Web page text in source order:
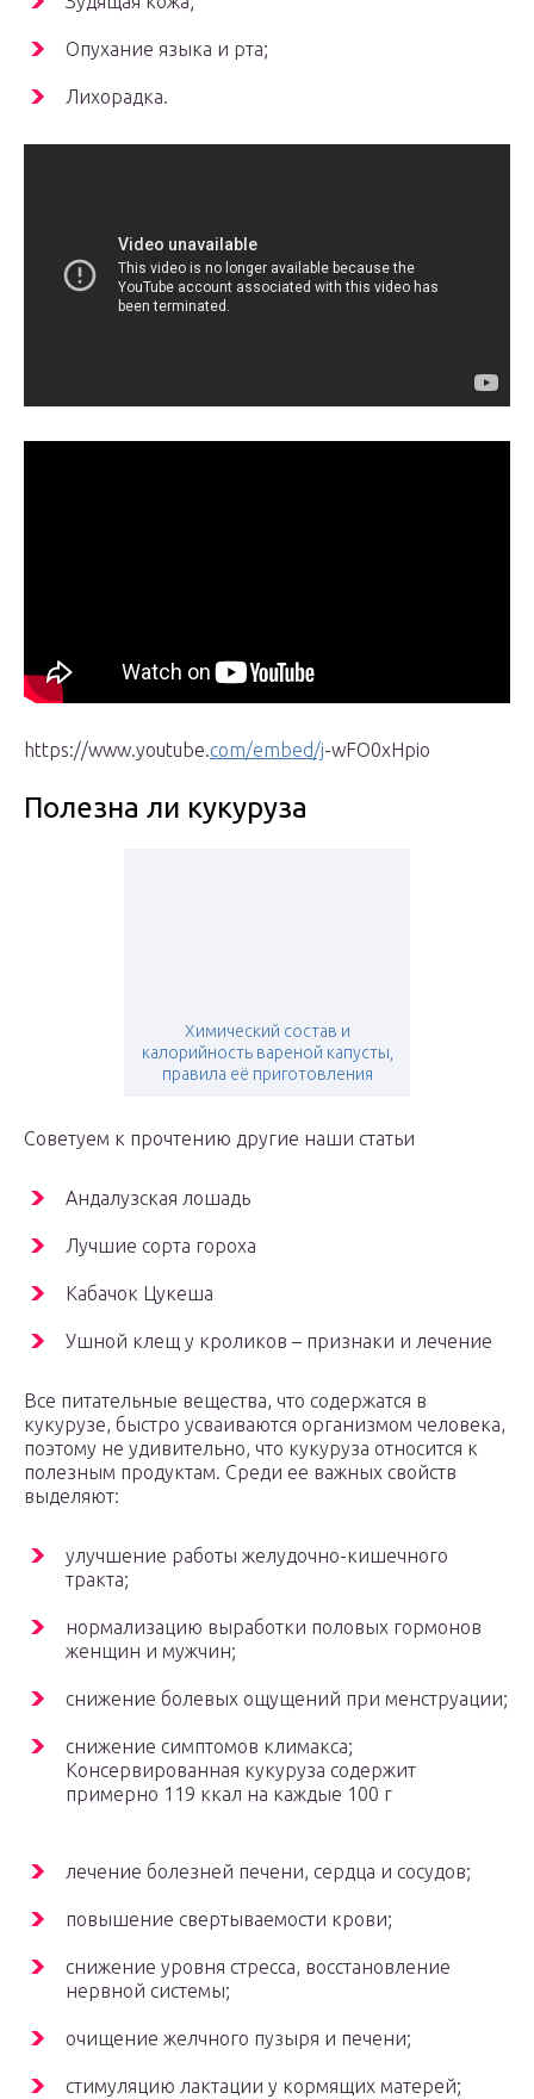
Опухание языка и рта;
Лихорадка.
https://www.youtube.com/embed/j-wFO0xHpio
Полезна ли кукуруза
Химический состав и
калорийность вареной капусты,
правила её приготовления
Советуем к прочтению другие наши статьи
Андалузская лошадь
Лучшие сорта гороха
Кабачок Цукеша
Ушной клещ у кроликов – признаки и лечение
Все питательные вещества, что содержатся в
кукурузе, быстро усваиваются организмом человека,
поэтому не удивительно, что кукуруза относится к
полезным продуктам. Среди ее важных свойств
выделяют:
улучшение работы желудочно-кишечного
тракта;
нормализацию выработки половых гормонов
женщин и мужчин;
снижение болевых ощущений при менструации;
снижение симптомов климакса;
Консервированная кукуруза содержит
примерно 119 ккал на каждые 100 г
лечение болезней печени, сердца и сосудов;
повышение свертываемости крови;
снижение уровня стресса, восстановление
нервной системы;
очищение желчного пузыря и печени;
стимуляцию лактации у кормящих матерей;